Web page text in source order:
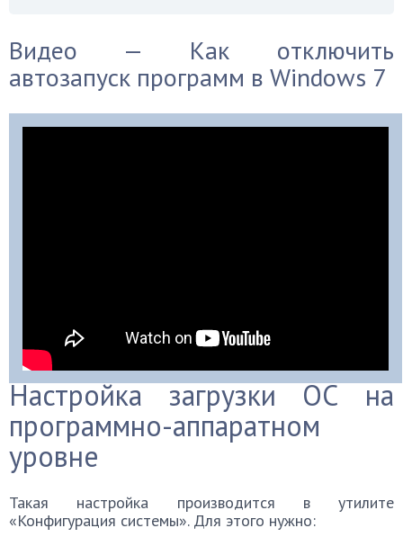
Видео — Как отключить
автозапуск программ в Windows 7
Настройка загрузки ОС на
программно-аппаратном
уровне
Такая настройка производится в утилите
«Конфигурация системы». Для этого нужно: